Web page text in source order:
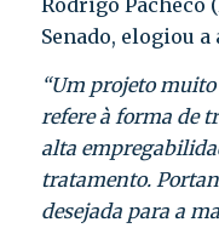
Rodrigo Pacheco
Senado, elogiou
“Um projeto
refere à forma de
alta
tratamento.
desejada para a